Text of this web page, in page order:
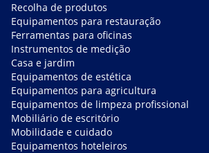
Recolha de produtos
Equipamentos para restauração
Ferramentas para oficinas
Instrumentos de medição
Casa e jardim
Equipamentos de estética
Equipamentos para agricultura
Equipamentos de limpeza profissional
Mobiliário de escritório
Mobilidade e cuidado
Equipamentos hoteleiros